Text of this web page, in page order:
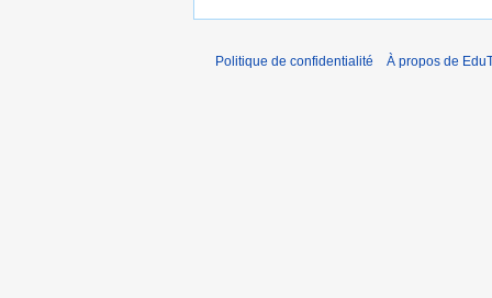
Politique de confidentialité À propos de